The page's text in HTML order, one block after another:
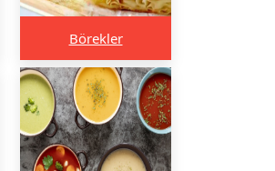
Börekler